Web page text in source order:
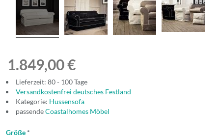
1.849,00 €
Lieferzeit: 80 - 100 Tage
Versandkostenfrei deutsches Festland
Kategorie: Hussensofa
passendeCoastalhomes Möbel
Größe *